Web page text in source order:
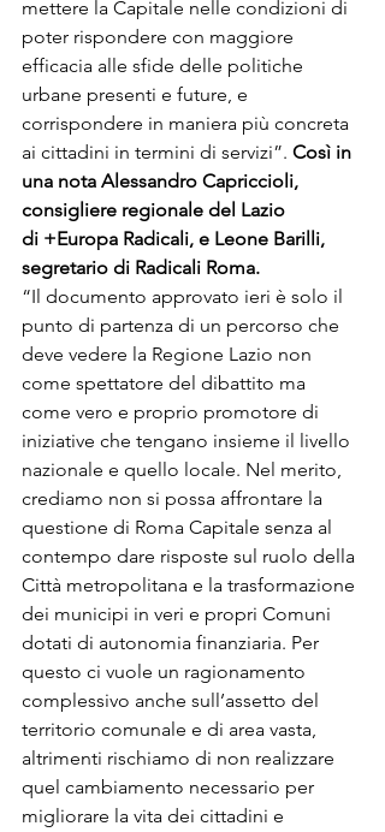
mettere la Capitale nelle condizioni di
poter rispondere con maggiore
efficacia alle sfide delle politiche
urbane presenti e future, e
corrispondere in maniera più concreta
ai cittadini in termini di servizi”. Così in
una nota Alessandro Capriccioli,
consigliere regionale del Lazio
di +Europa Radicali, e Leone Barilli,
segretario di Radicali Roma.
“Il documento approvato ieri è solo il
punto di partenza di un percorso che
deve vedere la Regione Lazio non
come spettatore del dibattito ma
come vero e proprio promotore di
iniziative che tengano insieme il livello
nazionale e quello locale. Nel merito,
crediamo non si possa affrontare la
questione di Roma Capitale senza al
contempo dare risposte sul ruolo della
Città metropolitana e la trasformazione
dei municipi in veri e propri Comuni
dotati di autonomia finanziaria. Per
questo ci vuole un ragionamento
complessivo anche sull’assetto del
territorio comunale e di area vasta,
altrimenti rischiamo di non realizzare
quel cambiamento necessario per
migliorare la vita dei cittadini e